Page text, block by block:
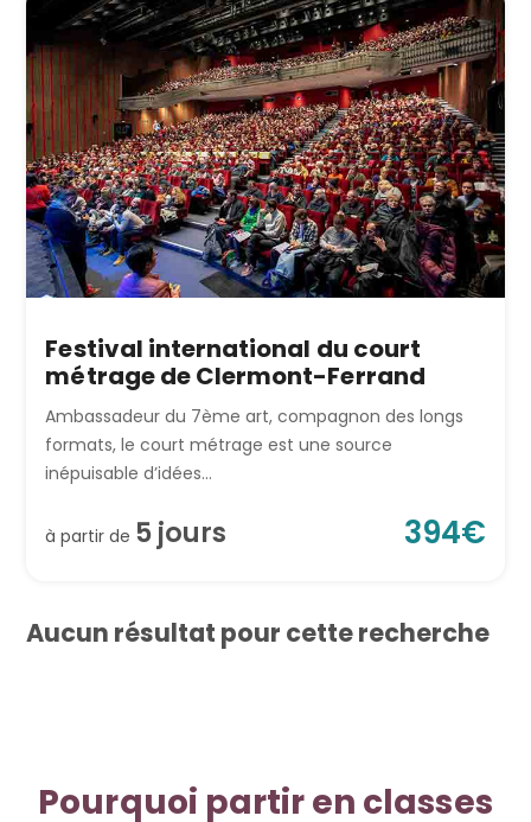
Festival international du court
métrage de Clermont-Ferrand
Ambassadeur du 7ème art, compagnon des longs
formats, le court métrage est une source
inépuisable d’idées...
à partir de 5jours 394€
Aucun résultat pour cette recherche
Pourquoi partir en classes